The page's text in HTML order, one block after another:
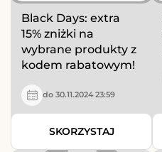
Black Days: extra
15% zniżki na
wybrane produkty z
kodem rabatowym!
do 30.11.2024 23:59
SKORZYSTAJ